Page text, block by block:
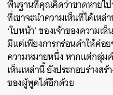
พื้นฐานที่คุณคิดว่าขาดหายไ
ที่เขาจะนำความเห็นที่ได้เหล่
‘ใบหน้า’ ของเจ้าของความ
มีแต่เพียงการกร่อนคำให้ค่อ
ความหมายหนึ่ง หากแต่กลุ่ม
เห็นเหล่านี้ ยังประกอบร่างสร้
ของผู้พูดได้อีกด้วย